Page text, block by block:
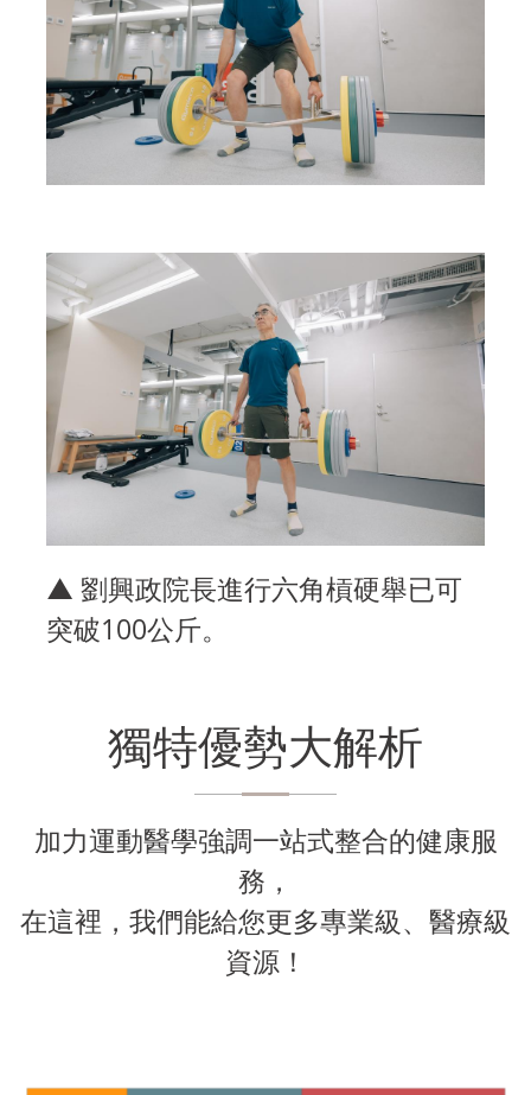
▲ 劉興政院長進行六角槓硬舉已可
突破100公斤。
獨特優勢大解析
加力運動醫學強調一站式整合的健康服
務，
在這裡，我們能給您更多專業級、醫療級
資源！